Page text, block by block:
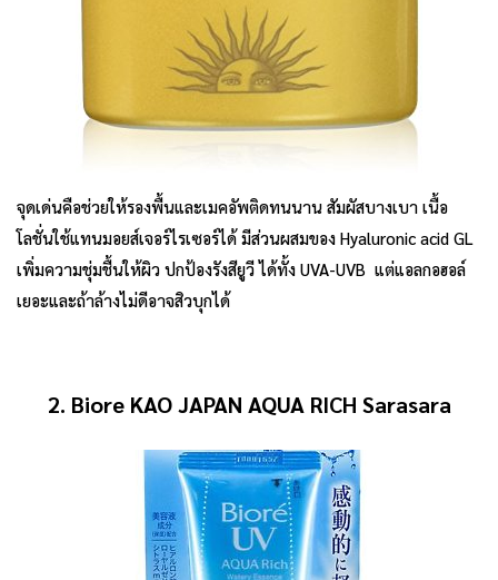
จุดเด่นคือช่วยให้รองพื้นและเมคอัพติดทนนาน สัมผัสบางเบา เนื้อ
โลชั่นใช้แทนมอยส์เจอร์ไรเซอร์ได้ มีส่วนผสมของ Hyaluronic acid GL
เพิ่มความชุ่มชื้นให้ผิว ปกป้องรังสียูวี ได้ทั้ง UVA-UVB แต่แอลกอฮอล์
เยอะและถ้าล้างไม่ดีอาจสิวบุกได้
2. Biore KAO JAPAN AQUA RICH Sarasara